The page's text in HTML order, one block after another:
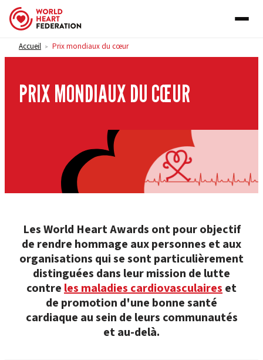
Skip to content
Accueil > Prix mondiaux du cœur
PRIX MONDIAUX DU CŒUR
Les World Heart Awards ont pour objectif
de rendre hommage aux personnes et aux
organisations qui se sont particulièrement
distinguées dans leur mission de lutte
contre les maladies cardiovasculaires et
de promotion d'une bonne santé
cardiaque au sein de leurs communautés
et au-delà.